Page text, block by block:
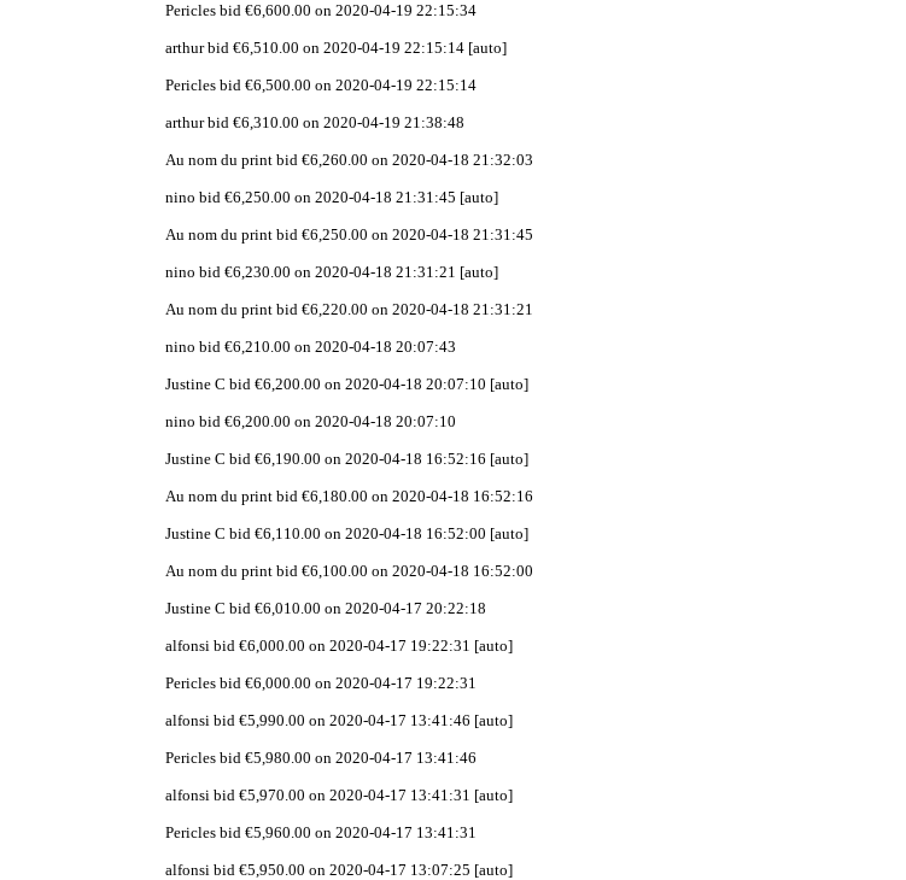
Pericles bid €6,600.00 on 2020-04-19 22:15:34
arthur bid €6,510.00 on 2020-04-19 22:15:14 [auto]
Pericles bid €6,500.00 on 2020-04-19 22:15:14
arthur bid €6,310.00 on 2020-04-19 21:38:48
Au nom du print bid €6,260.00 on 2020-04-18 21:32:03
nino bid €6,250.00 on 2020-04-18 21:31:45 [auto]
Au nom du print bid €6,250.00 on 2020-04-18 21:31:45
nino bid €6,230.00 on 2020-04-18 21:31:21 [auto]
Au nom du print bid €6,220.00 on 2020-04-18 21:31:21
nino bid €6,210.00 on 2020-04-18 20:07:43
Justine C bid €6,200.00 on 2020-04-18 20:07:10 [auto]
nino bid €6,200.00 on 2020-04-18 20:07:10
Justine C bid €6,190.00 on 2020-04-18 16:52:16 [auto]
Au nom du print bid €6,180.00 on 2020-04-18 16:52:16
Justine C bid €6,110.00 on 2020-04-18 16:52:00 [auto]
Au nom du print bid €6,100.00 on 2020-04-18 16:52:00
Justine C bid €6,010.00 on 2020-04-17 20:22:18
alfonsi bid €6,000.00 on 2020-04-17 19:22:31 [auto]
Pericles bid €6,000.00 on 2020-04-17 19:22:31
alfonsi bid €5,990.00 on 2020-04-17 13:41:46 [auto]
Pericles bid €5,980.00 on 2020-04-17 13:41:46
alfonsi bid €5,970.00 on 2020-04-17 13:41:31 [auto]
Pericles bid €5,960.00 on 2020-04-17 13:41:31
alfonsi bid €5,950.00 on 2020-04-17 13:07:25 [auto]